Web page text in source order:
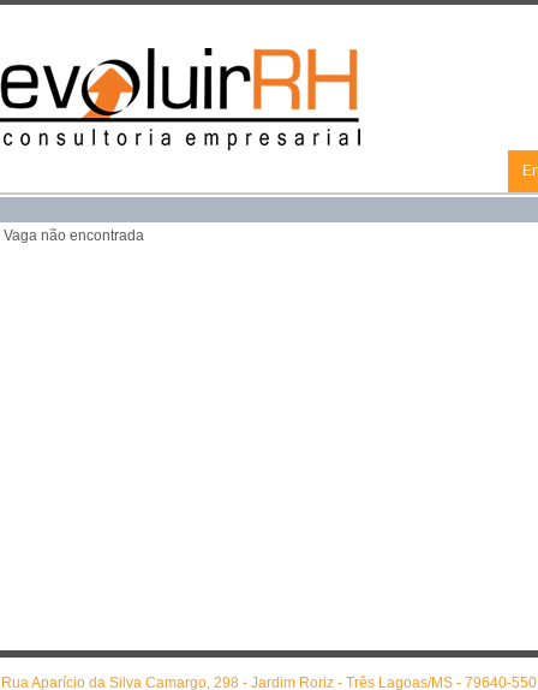
Vaga não encontrada
Rua Aparício da Silva Camargo, 298 - Jardim Roriz - Três Lagoas/MS - 79640-550